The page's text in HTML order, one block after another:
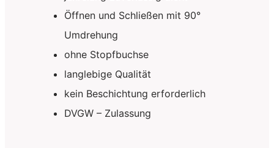
Öffnen und Schließen mit 90°
Umdrehung
ohne Stopfbuchse
langlebige Qualität
kein Beschichtung erforderlich
DVGW – Zulassung